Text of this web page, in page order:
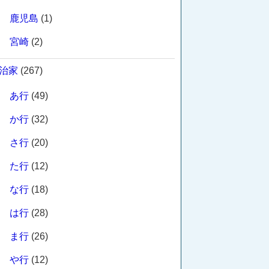
鹿児島 (1)
宮崎(2)
家 (267)
あ行(49)
か行(32)
さ行(20)
た行(12)
な行(18)
は行(28)
ま行(26)
や行(12)